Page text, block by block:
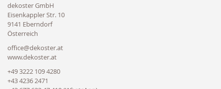
dekoster GmbH
Eisenkappler Str. 10
9141 Eberndorf
Österreich
office@dekoster.at
www.dekoster.at
+49 3222 109 4280
+43 4236 2471